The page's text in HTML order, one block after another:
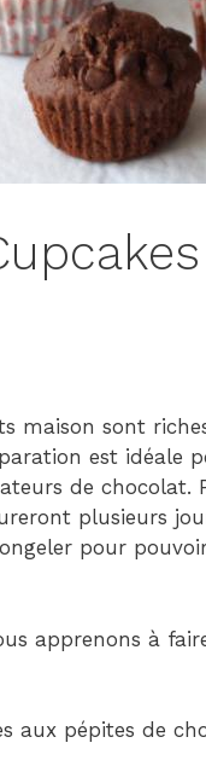
maison sont
est idéale
de chocolat.
plusieurs
pour
apprenons à
aux pépites de